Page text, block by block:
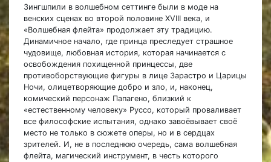
Зингшпили в волшебном сеттинге были в моде на
венских сценах во второй половине XVIII века, и
«Волшебная флейта» продолжает эту традицию.
Динамичное начало, где принца преследует страшное
чудовище, любовная история, которая начинается с
освобождения похищенной принцессы, две
противоборствующие фигуры в лице Зарастро и Царицы
Ночи, олицетворяющие добро и зло, и, наконец,
комический персонаж Папагено, близкий к
«естественному человеку» Руссо, который проваливает
все философские испытания, однако завоёвывает своё
место не только в сюжете оперы, но и в сердцах
зрителей. И, не в последнюю очередь, сама волшебная
флейта, магический инструмент, в честь которого